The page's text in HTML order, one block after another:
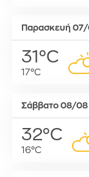
Παρασκευή
31°C
17°C
Σάββατο 08/08
32°C
16°C